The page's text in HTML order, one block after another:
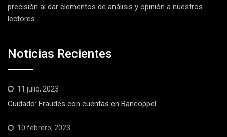
precisión al dar elementos de análisis y opinión a nuestros
lectores
Noticias Recientes
11 julio, 2023
Cuidado: Fraudes con cuentas en Bancoppel
10 febrero, 2023